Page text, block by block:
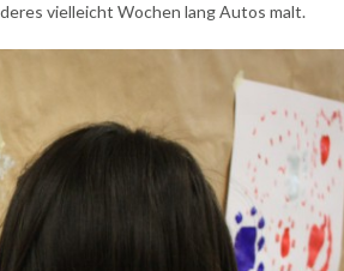
vielleicht Wochen lang Autos malt.